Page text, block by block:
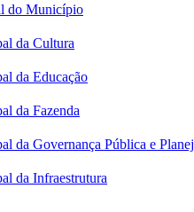
do Município
da Cultura
da Educação
da Fazenda
da Governança Pública e
da Infraestrutura